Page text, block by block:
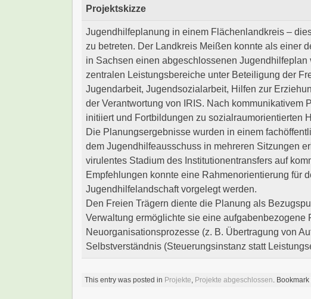
Projektskizze
Jugendhilfeplanung in einem Flächenlandkreis –
zu betreten. Der Landkreis Meißen konnte als einer
in Sachsen einen abgeschlossenen
zentralen Leistungsbereiche unter Beteiligung der
Jugendarbeit, Jugendsozialarbeit, Hilfen zur
der Verantwortung von IRIS. Nach kommunikativem
initiiert und Fortbildungen zu sozialraumorientierten
Die Planungsergebnisse wurden in einem
dem Jugendhilfeausschuss in mehreren Sitzungen
virulentes Stadium des Institutionentransfers auf
Empfehlungen konnte eine Rahmenorientierung für
Jugendhilfelandschaft vorgelegt werden.
Den Freien Trägern diente die Planung als
Verwaltung ermöglichte sie eine aufgabenbezogene
Neuorganisationsprozesse (z. B. Übertragung von
Selbstverständnis (Steuerungsinstanz statt
This entry was posted in Projekte, Projekte abgeschlossen. Bookmark